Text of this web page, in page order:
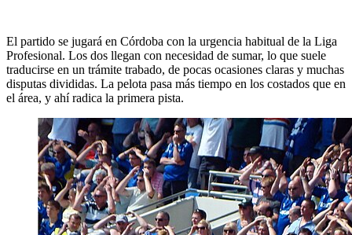
El partido se jugará en Córdoba con la urgencia habitual de la Liga
Profesional. Los dos llegan con necesidad de sumar, lo que suele
traducirse en un trámite trabado, de pocas ocasiones claras y muchas
disputas divididas. La pelota pasa más tiempo en los costados que en
el área, y ahí radica la primera pista.